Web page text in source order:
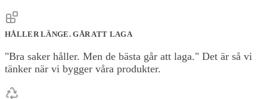
HÅLLER LÄNGE. GÅR ATT LAGA
"Bra saker håller. Men de bästa går att laga." Det är så vi
tänker när vi bygger våra produkter.